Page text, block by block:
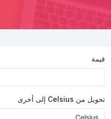
قيمة
تحويل من Celsius إلى أخرى